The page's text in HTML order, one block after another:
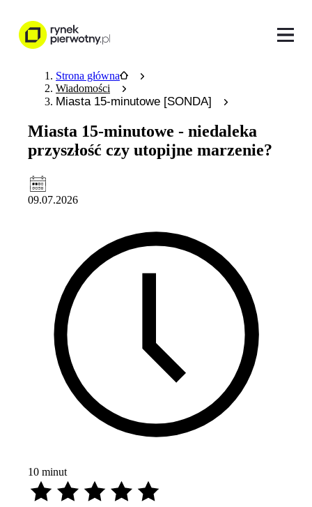
Strona główna
Wiadomości
Miasta 15-minutowe [SONDA]
Miasta 15-minutowe - niedaleka
przyszłość czy utopijne marzenie?
09.07.2026
10 minut